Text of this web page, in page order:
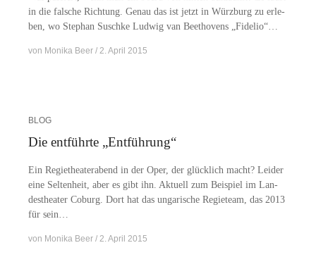
in die fal­sche Rich­tung. Ge­nau das ist jetzt in Würz­burg zu er­le­
ben, wo Ste­phan Susch­ke Lud­wig van Beet­ho­vens „Fi­de­lio“…
von Monika Beer 2. April 2015
BLOG
Die entführte „Entführung“
Ein Re­gie­thea­ter­abend in der Oper, der glück­lich macht? Lei­der
eine Sel­ten­heit, aber es gibt ihn. Ak­tu­ell zum Bei­spiel im Lan­
des­thea­ter Co­burg. Dort hat das un­ga­ri­sche Re­gie­team, das 2013
für sein…
von Monika Beer 2. April 2015